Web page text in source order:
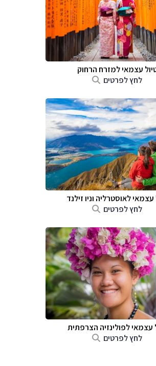
עצמאי למזרח הרחוק
לחץ לפרטים
עצמאי לאוסטרליה וניו זילנד
לחץ לפרטים
עצמאי לפולינזיה הצרפתית
לחץ לפרטים